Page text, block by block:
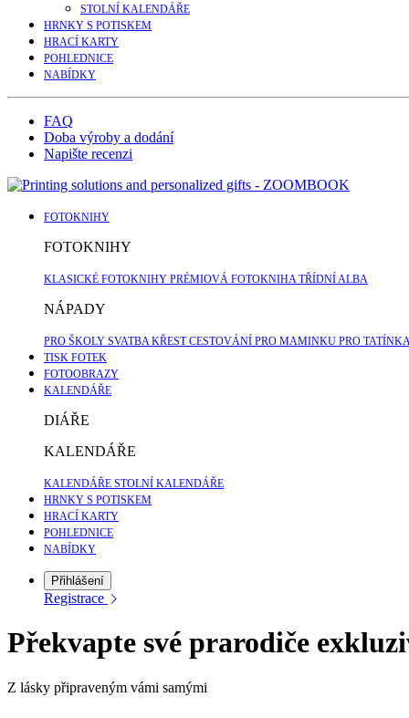
STOLNÍ KALENDÁŘE
HRNKY S POTISKEM
HRACÍ KARTY
POHLEDNICE
NABÍDKY
FAQ
Doba výroby a dodání
Napište recenzi
FOTOKNIHY
FOTOKNIHY
KLASICKÉ FOTOKNIHY PRÉMIOVÁ FOTOKNIHATŘÍDNÍ ALBA
NÁPADY
PRO ŠKOLY SVATBAKŘESTCESTOVÁNÍ PRO MAMINKU PRO
TISK FOTEK
FOTOOBRAZY
KALENDÁŘE
DIÁŘE
KALENDÁŘE
KALENDÁŘE STOLNÍ KALENDÁŘE
HRNKY S POTISKEM
HRACÍ KARTY
POHLEDNICE
NABÍDKY
Přihlášení
Registrace
Překvapte své prarodiče
Z lásky připraveným vámi samými